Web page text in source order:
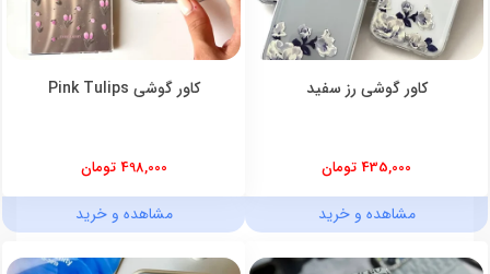
کاور گوشی رز سفید
435,000 تومان
مشاهده و خرید
کاور گوشی Pink Tulips
498,000 تومان
مشاهده و خرید